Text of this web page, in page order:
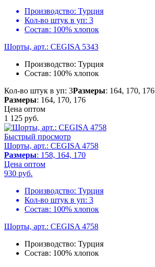
Производство: Турция
Кол-во штук в уп: 3
Состав: 100% хлопок
Шорты, арт.: CEGISA 5343
Производство: Турция
Состав: 100% хлопок
Кол-во штук в уп: 3Размеры: 164, 170, 176
Размеры: 164, 170, 176
Цена оптом
1 125 руб.
Быстрый просмотр
Шорты, арт.: CEGISA 4758
Размеры: 158, 164, 170
Цена оптом
930 руб.
Производство: Турция
Кол-во штук в уп: 3
Состав: 100% хлопок
Шорты, арт.: CEGISA 4758
Производство: Турция
Состав: 100% хлопок